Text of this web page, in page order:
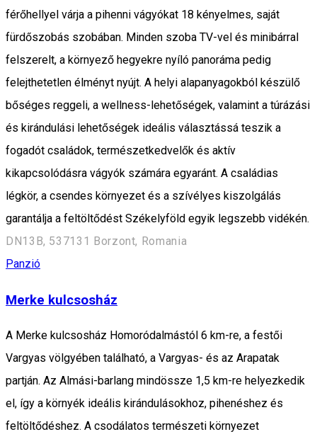
férőhellyel várja a pihenni vágyókat 18 kényelmes, saját
fürdőszobás szobában. Minden szoba TV-vel és minibárral
felszerelt, a környező hegyekre nyíló panoráma pedig
felejthetetlen élményt nyújt. A helyi alapanyagokból készülő
bőséges reggeli, a wellness-lehetőségek, valamint a túrázási
és kirándulási lehetőségek ideális választássá teszik a
fogadót családok, természetkedvelők és aktív
kikapcsolódásra vágyók számára egyaránt. A családias
légkör, a csendes környezet és a szívélyes kiszolgálás
garantálja a feltöltődést Székelyföld egyik legszebb vidékén.
DN13B, 537131 Borzont, Romania
Panzió
Merke kulcsosház
A Merke kulcsosház Homoródalmástól 6 km-re, a festői
Vargyas völgyében található, a Vargyas- és az Arapatak
partján. Az Almási-barlang mindössze 1,5 km-re helyezkedik
el, így a környék ideális kirándulásokhoz, pihenéshez és
feltöltődéshez. A csodálatos természeti környezet